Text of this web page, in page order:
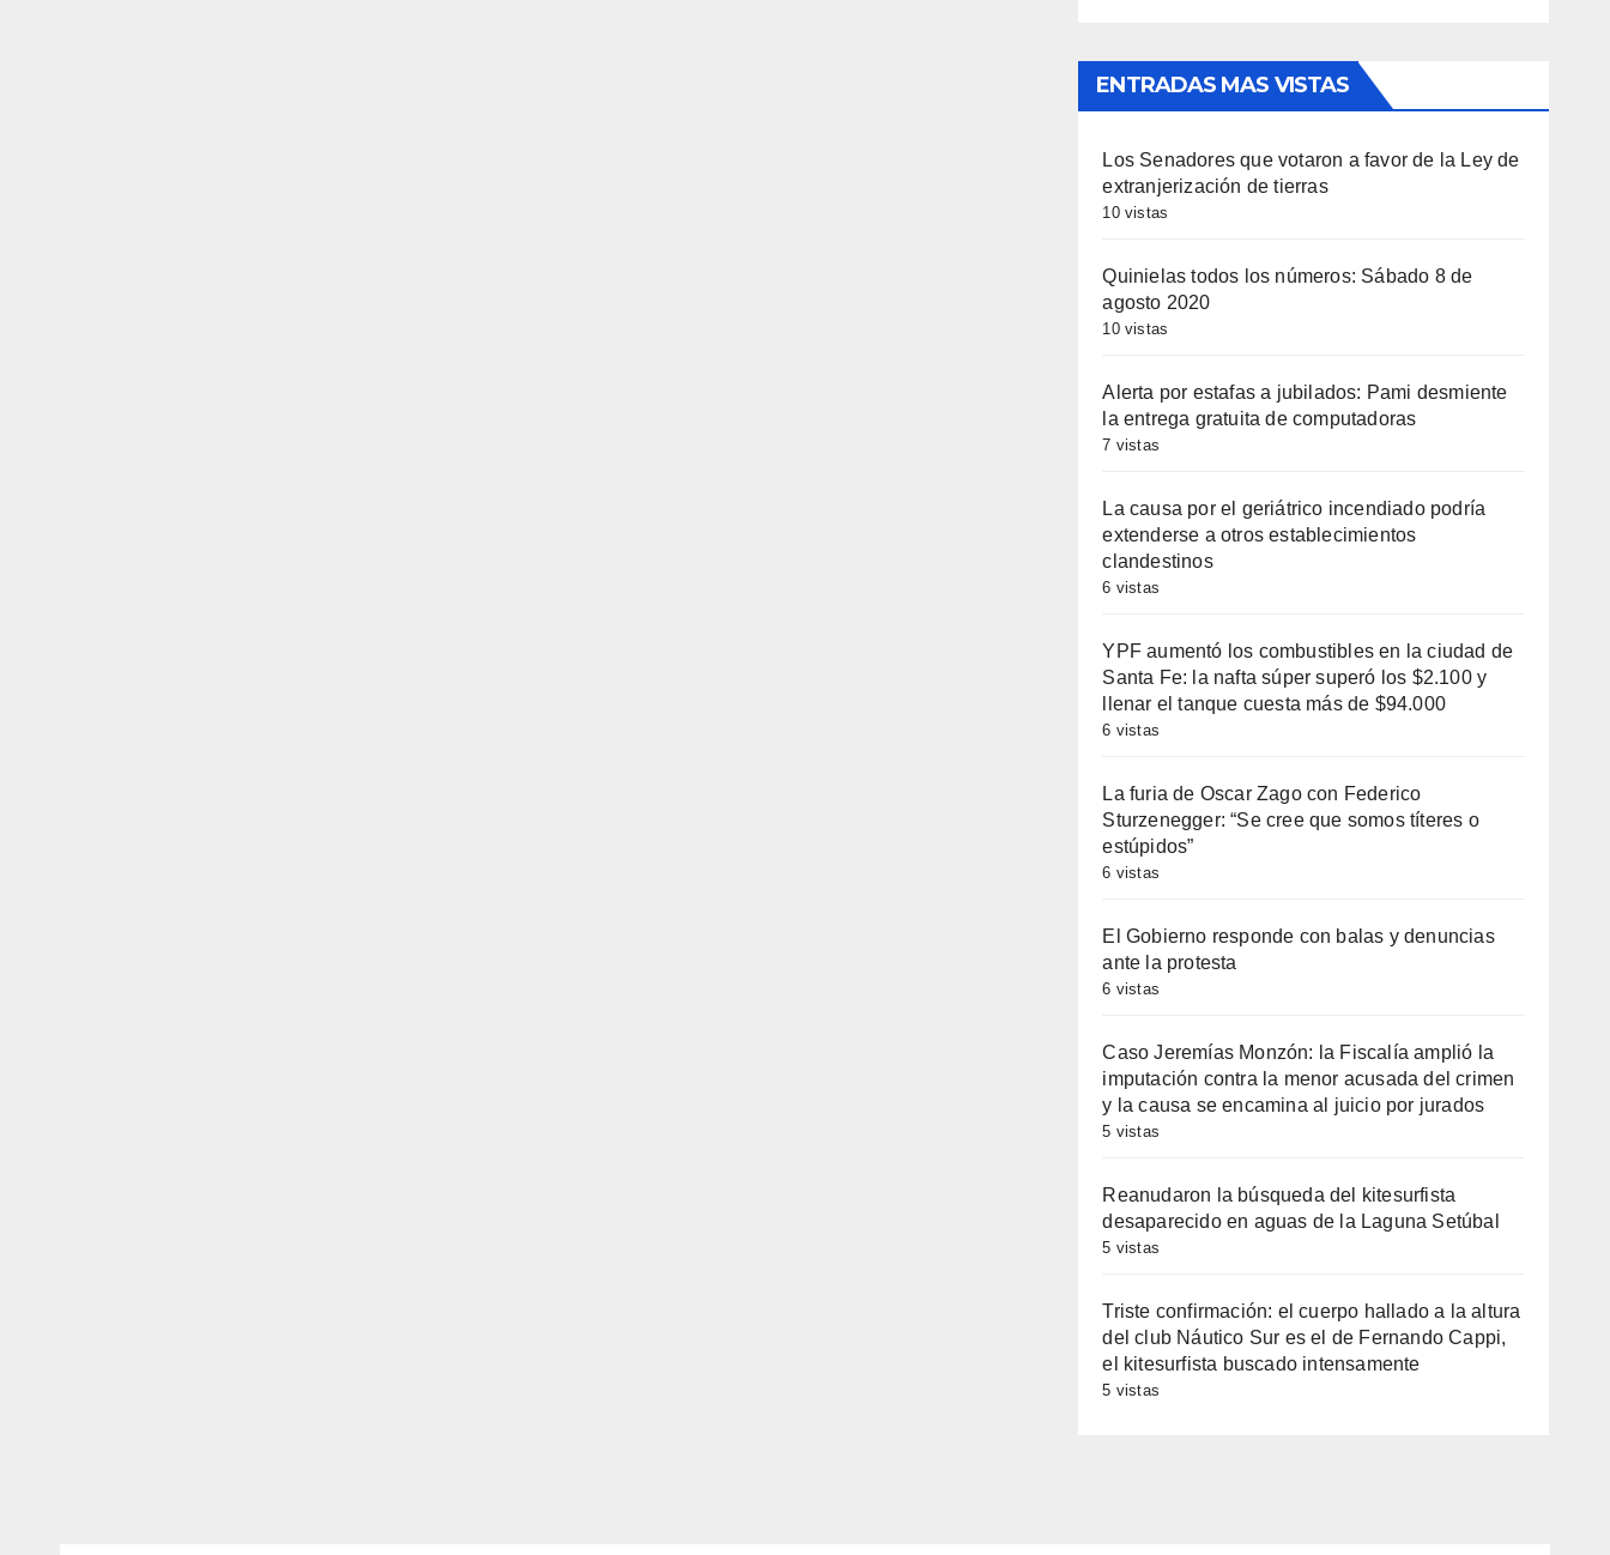
ENTRADAS MAS VISTAS
Los Senadores que votaron a favor de la Ley de
extranjerización de tierras
10 vistas
Quinielas todos los números: Sábado 8 de
agosto 2020
10 vistas
Alerta por estafas a jubilados: Pami desmiente
la entrega gratuita de computadoras
7 vistas
La causa por el geriátrico incendiado podría
extenderse a otros establecimientos
clandestinos
6 vistas
YPF aumentó los combustibles en la ciudad de
Santa Fe: la nafta súper superó los $2.100 y
llenar el tanque cuesta más de $94.000
6 vistas
La furia de Oscar Zago con Federico
Sturzenegger: “Se cree que somos títeres o
estúpidos”
6 vistas
El Gobierno responde con balas y denuncias
ante la protesta
6 vistas
Caso Jeremías Monzón: la Fiscalía amplió la
imputación contra la menor acusada del crimen
y la causa se encamina al juicio por jurados
5 vistas
Reanudaron la búsqueda del kitesurfista
desaparecido en aguas de la Laguna Setúbal
5 vistas
Triste confirmación: el cuerpo hallado a la altura
del club Náutico Sur es el de Fernando Cappi,
el kitesurfista buscado intensamente
5 vistas